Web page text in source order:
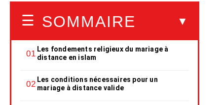
SOMMAIRE
Les fondements religieux du mariage à
distance en islam
Les conditions nécessaires pour un
mariage à distance valide